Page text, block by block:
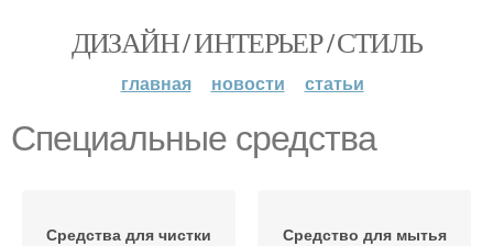
ДИЗАЙН / ИНТЕРЬЕР / СТИЛЬ
главная новости статьи
Специальные средства
Средства для чистки Средство для мытья